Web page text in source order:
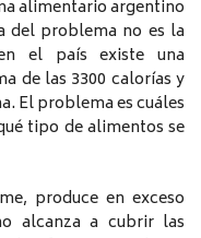
alimentario argentino
del problema no es la
el país existe una
de las 3300 calorías y
El problema es cuáles
tipo de alimentos se
produce en exceso
alcanza a cubrir las